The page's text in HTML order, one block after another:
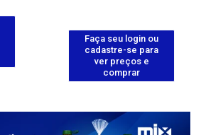
Faça seu login ou
cadastre-se para
ver preços e
comprar